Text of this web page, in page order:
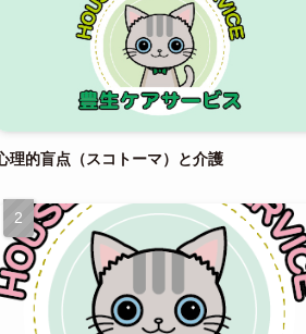
理的盲点（スコトーマ）と介護